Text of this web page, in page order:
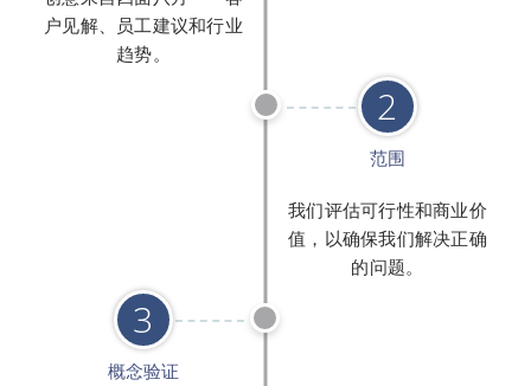
户见解、员工建议和行业
趋势。
2
范围
我们评估可行性和商业价
值，以确保我们解决正确
的问题。
3
概念验证